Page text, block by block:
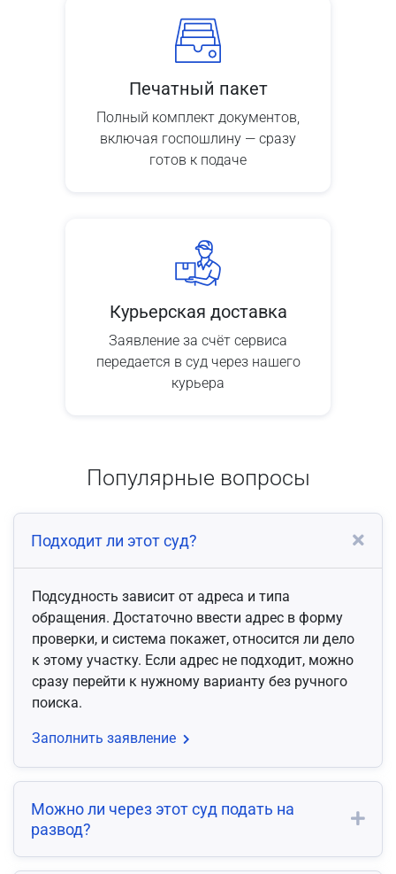
Печатный пакет
Полный комплект документов,
включая госпошлину — сразу
готов к подаче
Курьерская доставка
Заявление за счёт сервиса
передается в суд через нашего
курьера
Популярные вопросы
Подходит ли этот суд?
Подсудность зависит от адреса и типа
обращения. Достаточно ввести адрес в форму
проверки, и система покажет, относится ли дело
к этому участку. Если адрес не подходит, можно
сразу перейти к нужному варианту без ручного
поиска.
Заполнить заявление
Можно ли через этот суд подать на
развод?